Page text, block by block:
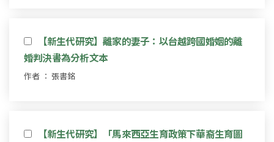
【新生代研究】離家的妻子：以台越跨國婚姻的離
婚判決書為分析文本
作者 ： 張書銘
【新生代研究】「馬來西亞生育政策下華裔生育圖